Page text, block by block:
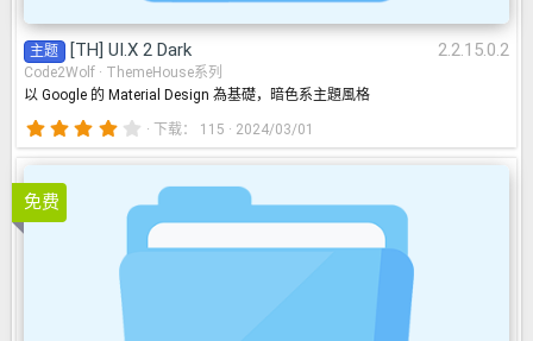
主题 [TH] UI.X 2 Dark 2.2.15.0.2
Code2Wolf
ThemeHouse系列
以 Google 的 Material Design 為基礎，暗色系主題風格
4
.
0
星
下载 115 2024/03/01
免费 [TH] AC.UI 2.2.15.0.2